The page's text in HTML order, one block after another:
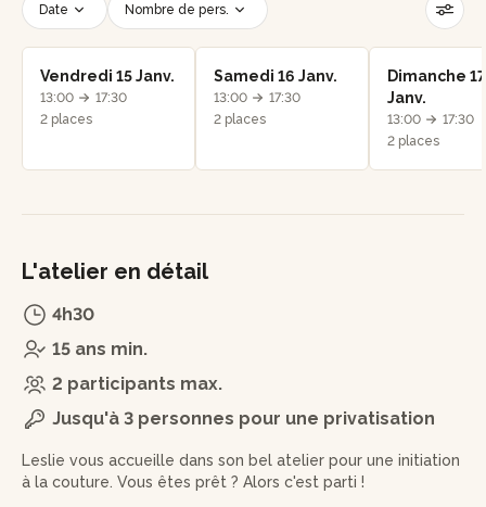
Date Nombre de pers.
Créneau horaire Réinitialiser les filtres
Vendredi 15 Janv.
13:00
17:30
2 places
Samedi 16 Janv.
13:00
17:30
2 places
Dimanche 17
Janv.
13:00
17:30
2 places
L'atelier en détail
4h30
15 ans min.
2 participants max.
Jusqu'à 3 personnes pour une privatisation
Leslie vous accueille dans son bel atelier pour une initiation
à la couture. Vous êtes prêt ? Alors c'est parti !